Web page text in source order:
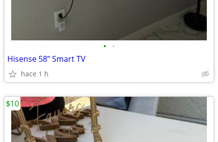
• •
Hisense 58” Smart TV
hace 1 h
$10